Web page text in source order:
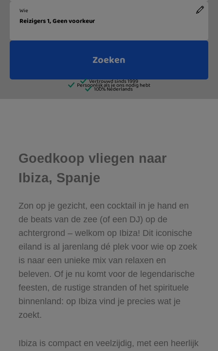
Goedkoop vliegen naar
Ibiza, Spanje
Zon op je gezicht, een cocktail in je hand en
de beats van de zee (of een DJ) op de
achtergrond – welkom op Ibiza! Dit iconische
eiland is al jarenlang dé plek voor wie op zoek
is naar een unieke mix van relaxen en
beleven. Of je nu komt voor de legendarische
feesten, de rustige stranden of het spirituele
binnenland: op Ibiza vind je precies wat je
zoekt.
Ibiza is compact en veelzijdig, met een heerlijk